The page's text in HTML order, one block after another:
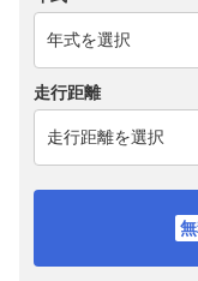
走行距離